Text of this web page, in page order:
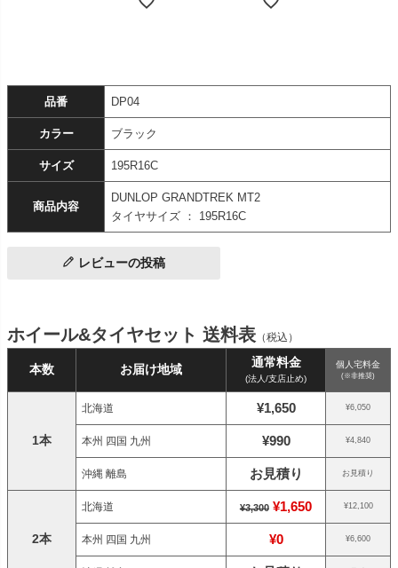
品番 DP04
カラー ブラック
サイズ 195R16C
商品内容
DUNLOP GRANDTREK MT2
タイヤサイズ ： 195R16C
レビューの投稿
ホイール&タイヤセット 送料表 （税込）
本数 お届け地域 通常料金
(法人/支店止め)
個人宅料金
(※非推奨)
1本
北海道 ¥1,650 ¥6,050
本州 四国 九州 ¥990 ¥4,840
沖縄 離島 お見積り お見積り
2本
北海道 ¥3,300 ¥1,650 ¥12,100
本州 四国 九州 ¥0 ¥6,600